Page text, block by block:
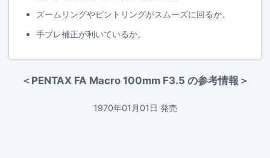
ズームリングやピントリングがスムーズに回るか。
手ブレ補正が利いているか。
＜PENTAX FA Macro 100mm F3.5 の参考情報＞
1970年01月01日 発売